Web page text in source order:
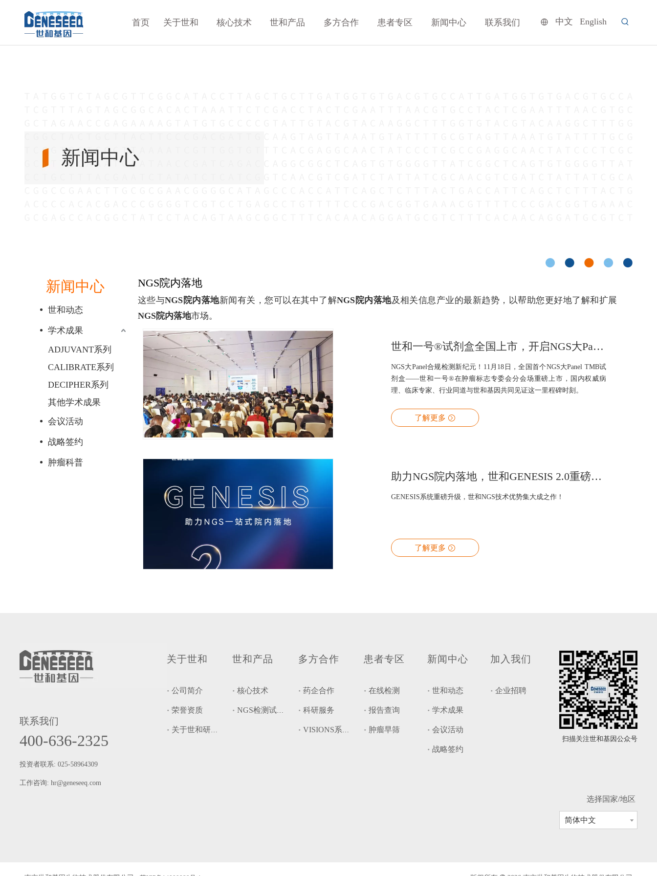
首页 关于世和 核心技术 世和产品 多方合作 患者专区 新闻中心 联系我们 中文 English
新闻中心
新闻中心
世和动态
学术成果
ADJUVANT系列
CALIBRATE系列
DECIPHER系列
其他学术成果
会议活动
战略签约
肿瘤科普
NGS院内落地
这些与NGS院内落地新闻有关，您可以在其中了解NGS院内落地及相关信息产业的最新趋势，以帮助您更好地了解和扩展
NGS院内落地市场。
世和一号®试剂盒全国上市，开启NGS大Panel检测合规时代
NGS大Panel合规检测新纪元！11月18日，全国首个NGS大Panel TMB试
剂盒——世和一号®在肿瘤标志专委会分会场重磅上市，国内权威病
理、临床专家、行业同道与世和基因共同见证这一里程碑时刻。
了解更多
助力NGS院内落地，世和GENESIS 2.0重磅升级
GENESIS系统重磅升级，世和NGS技术优势集大成之作！
了解更多
联系我们
400-636-2325
投资者联系: 025-58964309
工作咨询: hr@geneseeq.com
关于世和
公司简介
荣誉资质
关于世和研究院
世和产品
核心技术
NGS检测试剂盒
多方合作
药企合作
科研服务
VISIONS系统
患者专区
在线检测
报告查询
肿瘤早筛
新闻中心
世和动态
学术成果
会议活动
战略签约
加入我们
企业招聘
扫描关注世和基因公众号
选择国家/地区
简体中文